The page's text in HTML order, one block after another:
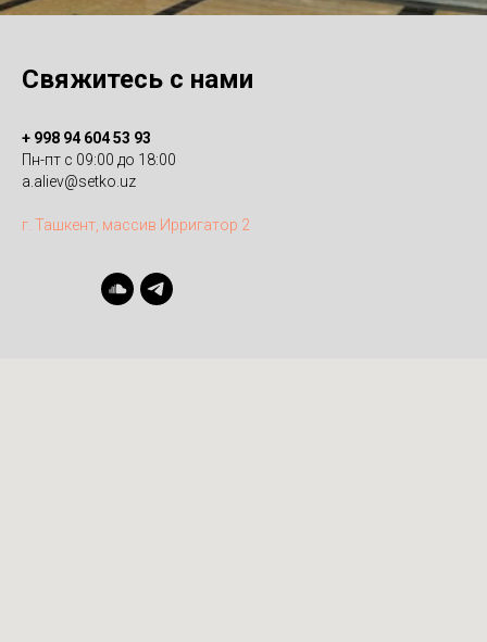
Свяжитесь с нами
+ 998 94 604 53 93
Пн-пт с 09:00 до 18:00
a.aliev@setko.uz
г. Ташкент, массив Ирригатор 2